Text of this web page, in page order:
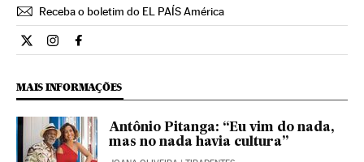
Receba o boletim do EL PAÍS América
Cultura El País Brasil en Twitter
Cultura El País Brasil en Instagram
Cultura El País Brasil en Facebook
MAIS INFORMAÇÕES
Antônio Pitanga: “Eu vim do nada,
mas no nada havia cultura”